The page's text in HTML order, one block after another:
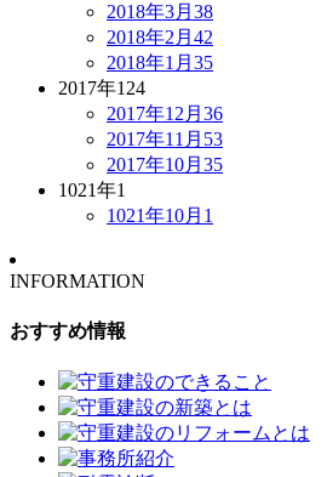
2018年3月 38
2018年2月 42
2018年1月 35
2017年124
2017年12月 36
2017年11月 53
2017年10月 35
1021年1
1021年10月 1
INFORMATION
おすすめ情報